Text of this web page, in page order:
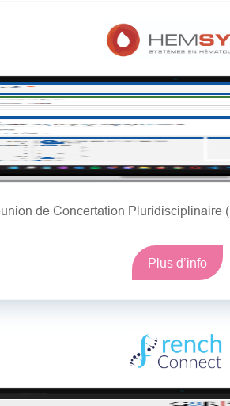
de Concertation Pluridisciplinaire
Plus d’info